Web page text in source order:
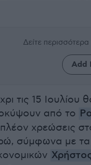
Δείτε
Add
τις 15
από το
χρεώσεις
σύμφωνα με τα